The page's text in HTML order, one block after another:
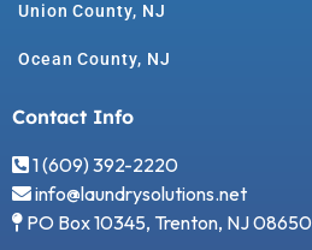
Union County, NJ
Ocean County, NJ
Contact Info
1 (609) 392-2220
info@laundrysolutions.net
PO Box 10345, Trenton, NJ 08650